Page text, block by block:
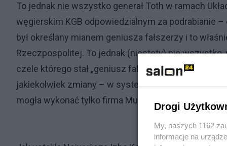
To jednak nie wszystko generał Toth w ramach
węgierskim KGB odpowiedzialnym za podrabianie
był określany mianem geniusza fałszerzy i to
Rzeczpospolitej. To jednak (niestety) nie wszystko,
czele którego stał „geniusz fałszerzy” w Układzie
jakiekolwiek zmiany – w systemie informatycznym
mogła wykonać tylko firma Multipolaris.
Drogi
My, naszych 1162
informacje na